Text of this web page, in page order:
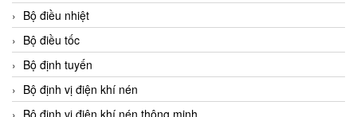
Bộ điều nhiệt
Bộ điều tốc
Bộ định tuyến
Bộ định vị điện khí nén